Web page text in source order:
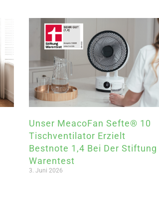
Unser MeacoFan Sefte® 10
Tischventilator Erzielt
Bestnote 1,4 Bei Der Stiftung
Warentest
3. Juni 2026